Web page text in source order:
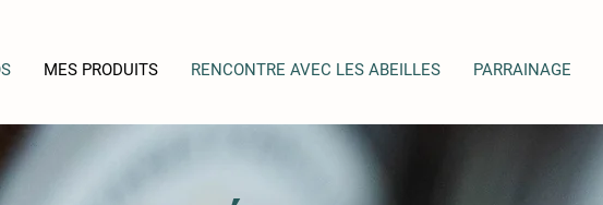
MES PRODUITS RENCONTRE AVEC LES ABEILLES PARRAINAGE